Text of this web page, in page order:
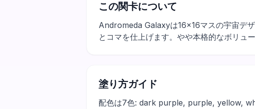
この関卡について
Andromeda Galaxyは16×16マスの宇宙デ
とコマを仕上げます。やや本格的なボリュ
塗り方ガイド
配色は7色: dark purple, purple, yellow,